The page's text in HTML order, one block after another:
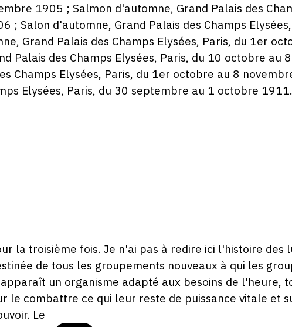
1905 ; Salmon d'automne, Grand Palais des
; Salon d'automne, Grand Palais des Champs
Grand Palais des Champs Elysées, Paris, du 1er
Palais des Champs Elysées, Paris, du 10 octobre au
Champs Elysées, Paris, du 1er octobre au 8
Elysées, Paris, du 30 septembre au 1 octobre 1911.
la troisième fois. Je n'ai pas à redire ici l'histoire des
de tous les groupements nouveaux à qui les
un organisme adapté aux besoins de l'heure,
le combattre ce qui leur reste de puissance vitale et
Le